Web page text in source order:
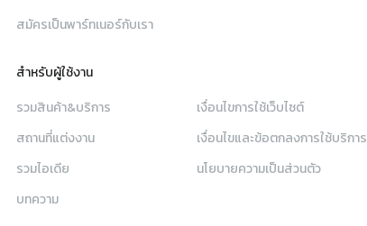
สมัครเป็นพาร์ทเนอร์กับเรา
สำหรับผู้ใช้งาน
รวมสินค้า&บริการ
สถานที่แต่งงาน
รวมไอเดีย
บทความ
เงื่อนไขการใช้เว็บไซต์
เงื่อนไขและข้อตกลงการใช้บริการ
นโยบายความเป็นส่วนตัว